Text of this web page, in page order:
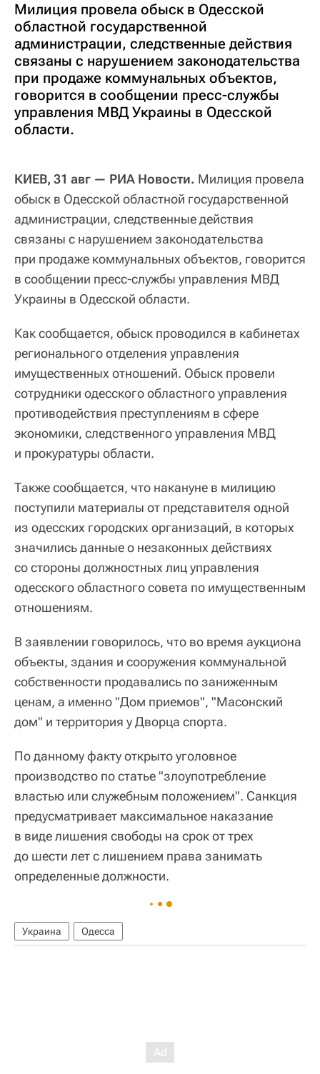
Милиция провела обыск в Одесской
областной государственной
администрации, следственные действия
связаны с нарушением законодательства
при продаже коммунальных объектов,
говорится в сообщении пресс-службы
управления МВД Украины в Одесской
области.
КИЕВ, 31 авг — РИА Новости. Милиция провела
обыск в Одесской областной государственной
администрации, следственные действия
связаны с нарушением законодательства
при продаже коммунальных объектов, говорится
в сообщении пресс-службы управления МВД
Украины в Одесской области.
Как сообщается, обыск проводился в кабинетах
регионального отделения управления
имущественных отношений. Обыск провели
сотрудники одесского областного управления
противодействия преступлениям в сфере
экономики, следственного управления МВД
и прокуратуры области.
Также сообщается, что накануне в милицию
поступили материалы от представителя одной
из одесских городских организаций, в которых
значились данные о незаконных действиях
со стороны должностных лиц управления
одесского областного совета по имущественным
отношениям.
В заявлении говорилось, что во время аукциона
объекты, здания и сооружения коммунальной
собственности продавались по заниженным
ценам, а именно "Дом приемов", "Масонский
дом" и территория у Дворца спорта.
По данному факту открыто уголовное
производство по статье "злоупотребление
властью или служебным положением". Санкция
предусматривает максимальное наказание
в виде лишения свободы на срок от трех
до шести лет с лишением права занимать
определенные должности.
Украина Одесса